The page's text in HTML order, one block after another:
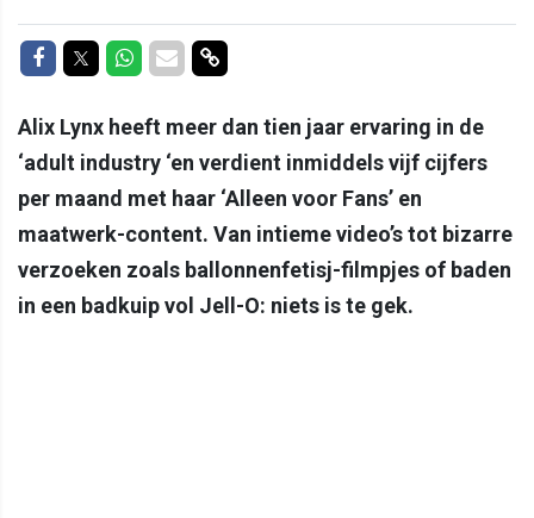
Delen op Facebook
Delen op Twitter
Delen op Whatsapp
Delen via Mail
Delen via link
Alix Lynx heeft meer dan tien jaar ervaring in de
‘adult industry ‘en verdient inmiddels vijf cijfers
per maand met haar ‘Alleen voor Fans’ en
maatwerk-content. Van intieme video’s tot bizarre
verzoeken zoals ballonnenfetisj-filmpjes of baden
in een badkuip vol Jell-O: niets is te gek.